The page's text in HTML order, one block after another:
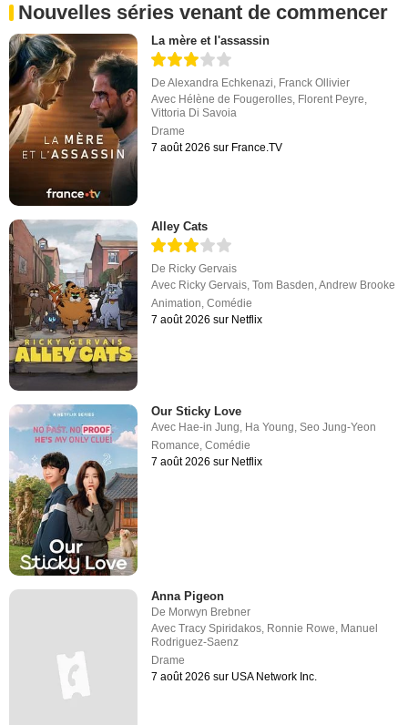
Nouvelles séries venant de commencer
La mère et l'assassin
DeAlexandra Echkenazi, Franck Ollivier
Avec Hélène de Fougerolles, Florent Peyre,
Vittoria Di Savoia
Drame
7 août 2026 sur France.TV
Alley Cats
De Ricky Gervais
Avec Ricky Gervais ,Tom Basden ,Andrew Brooke
Animation ,Comédie
7 août 2026 sur Netflix
Our Sticky Love
Avec Hae-in Jung, Ha Young,Seo Jung-Yeon
Romance,Comédie
7 août 2026 sur Netflix
Anna Pigeon
De Morwyn Brebner
AvecTracy Spiridakos, Ronnie Rowe, Manuel
Rodriguez-Saenz
Drame
7 août 2026 sur USA Network Inc.